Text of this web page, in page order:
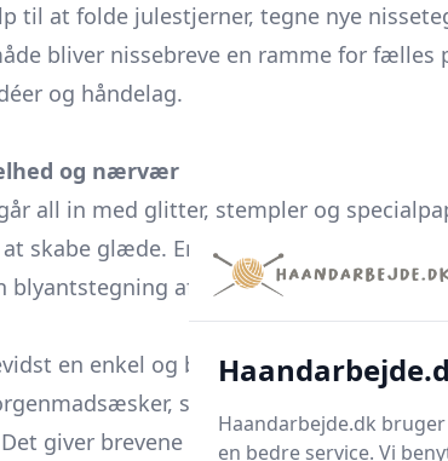
til at folde julestjerner, tegne nye
bliver nissebreve en ramme for
og håndelag.
og nærvær
all in med glitter, stempler og
skabe glæde. En stump
blyantstegning af en nissefod er ofte
en enkel og bæredygtig tilgang, hvor
stofrester fra tidligere
giver brevene et råt og personligt
Haandarbejde.dk
en bedre service. Vi